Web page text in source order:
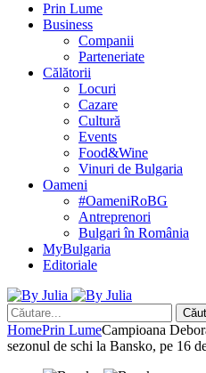
Prin Lume
Business
Companii
Parteneriate
Călătorii
Locuri
Cazare
Cultură
Events
Food&Wine
Vinuri de Bulgaria
Oameni
#OameniRoBG
Antreprenori
Bulgari în România
MyBulgaria
Editoriale
HomePrin LumeCampioana
sezonul de schi la Bansko, pe 16